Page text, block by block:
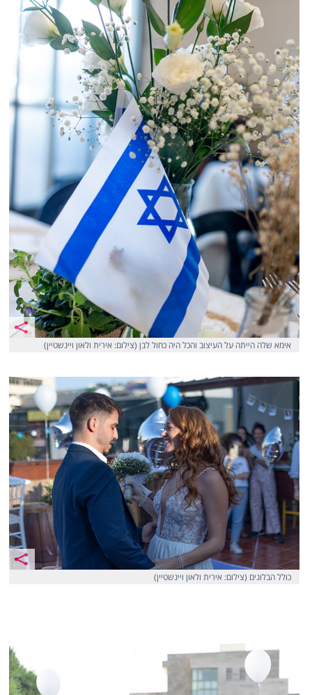
אימא שלה הייתה על העיצוב והכל היה כחול לבן (צילום: אירית ולאון ויינשטיין)
כולל הבלונים (צילום: אירית ולאון ויינשטיין)